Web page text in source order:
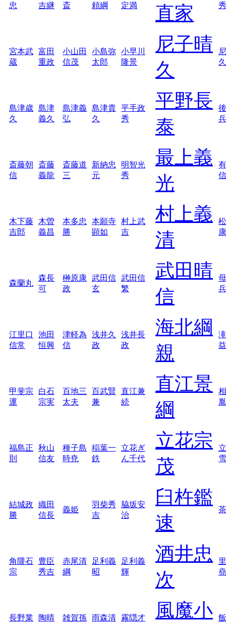
忠
吉継
斎
頼綱
定満
直家
宮本武
蔵
富田
重政
小山田
信茂
小島弥
太郎
小早川
隆景
尼子晴
久
久
島津歳
久
島津
義久
島津義
弘
島津貴
久
平手政
秀
平野長
泰
斎藤朝
信
斎藤
義龍
斎藤道
三
新納忠
元
明智光
秀
最上義
光
信
木下藤
吉郎
木曽
義昌
本多忠
勝
本願寺
顕如
村上武
吉
村上義
清
康
森蘭丸
森長
可
榊原康
政
武田信
玄
武田信
繁
武田晴
信
江里口
信常
池田
恒興
津軽為
信
浅井久
政
浅井長
政
海北綱
親
益
甲斐宗
運
白石
宗実
百地三
太夫
百武賢
兼
直江兼
続
直江景
綱
胤
福島正
則
秋山
信友
種子島
時尭
稲葉一
鉄
立花ぎ
ん千代
立花宗
茂
雪
結城政
勝
織田
信長
義姫
羽柴秀
吉
脇坂安
治
臼杵鑑
速
角隈石
宗
豊臣
秀吉
赤尾清
綱
足利義
昭
足利義
輝
酒井忠
次
堯
長野業
陶晴
雑賀孫
雨森清 霧隠才
風魔小